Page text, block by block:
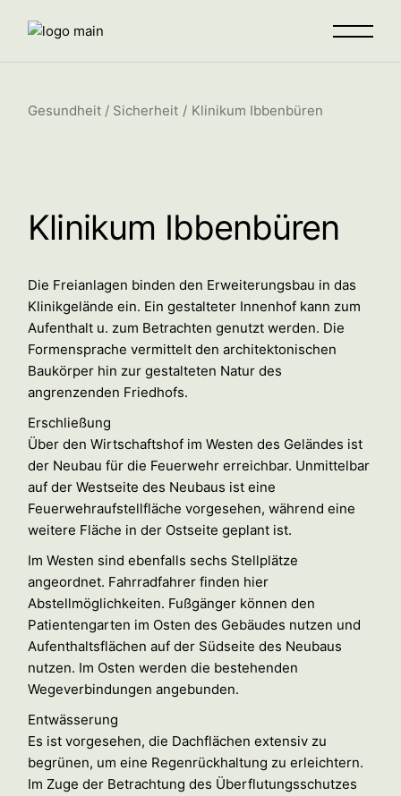
Gesundheit / Sicherheit Klinikum Ibbenbüren
Klinikum Ibbenbüren
Die Freianlagen binden den Erweiterungsbau in das
Klinikgelände ein. Ein gestalteter Innenhof kann zum
Aufenthalt u. zum Betrachten genutzt werden. Die
Formensprache vermittelt den architektonischen
Baukörper hin zur gestalteten Natur des
angrenzenden Friedhofs.
Erschließung
Über den Wirtschaftshof im Westen des Geländes ist
der Neubau für die Feuerwehr erreichbar. Unmittelbar
auf der Westseite des Neubaus ist eine
Feuerwehraufstellfläche vorgesehen, während eine
weitere Fläche in der Ostseite geplant ist.
Im Westen sind ebenfalls sechs Stellplätze
angeordnet. Fahrradfahrer finden hier
Abstellmöglichkeiten. Fußgänger können den
Patientengarten im Osten des Gebäudes nutzen und
Aufenthaltsflächen auf der Südseite des Neubaus
nutzen. Im Osten werden die bestehenden
Wegeverbindungen angebunden.
Entwässerung
Es ist vorgesehen, die Dachflächen extensiv zu
begrünen, um eine Regenrückhaltung zu erleichtern.
Im Zuge der Betrachtung des Überflutungsschutzes